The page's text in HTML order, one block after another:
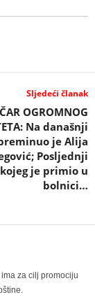
Sljedeći članak
OGROMNOG
Na današnji
je Alija
Posljednji
je primio u
bolnici…
za cilj promociju